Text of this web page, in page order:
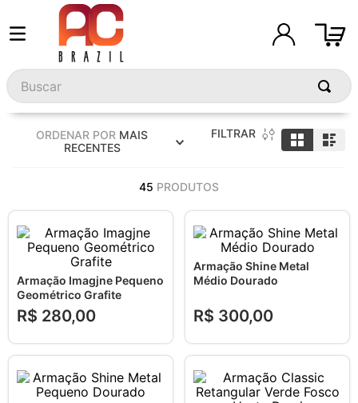
Buscar
ORDENAR POR MAIS
RECENTES
FILTRAR
45 PRODUTOS
Armação Imagjne Pequeno
Geométrico Grafite
R$ 280,00
Armação Shine Metal
Médio Dourado
R$ 300,00